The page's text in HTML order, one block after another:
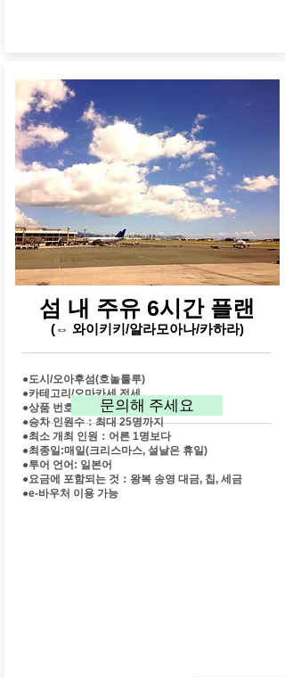
​섬 내 주유 6시간 플랜
(⇔ 와이키키/알라모아나/카하라)
●도시/오아후섬(호놀룰루)
●카테고리/오마카세 전세
●상품 번호：o1012
●승차 인원수：최대 25명까지
●최소 개최 인원：어른 1명보다
●최종일:매일(크리스마스, 설날은 휴일)
●투어 언어: 일본어
●요금에 포함되는 것：왕복 송영 대금, 칩, 세금
​●e-바우처 이용 가능
문의해 주세요